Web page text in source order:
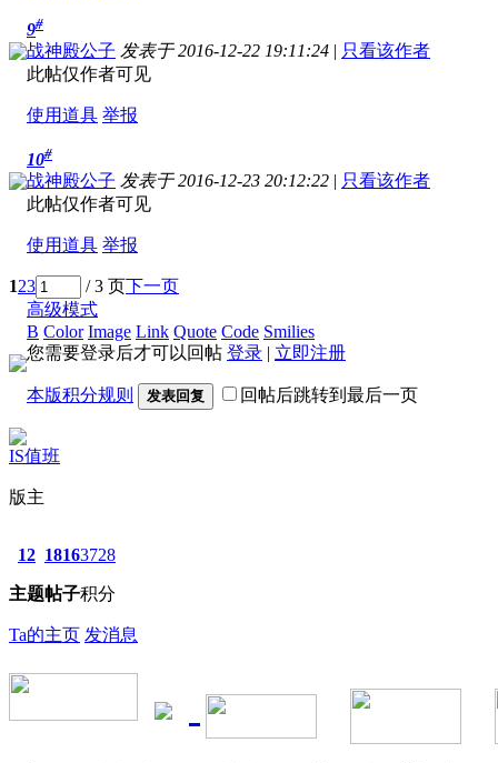
9#
战神殿公子 发表于 2016-12-22 19:11:24 | 只看该作者
此帖仅作者可见
使用道具 举报
10#
战神殿公子 发表于 2016-12-23 20:12:22 | 只看该作者
此帖仅作者可见
使用道具 举报
123 / 3 页下一页
高级模式
B Color Image Link Quote Code Smilies
您需要登录后才可以回帖 登录 | 立即注册
本版积分规则 发表回复 回帖后跳转到最后一页
IS值班
版主
12
主题
1816
帖子
3728
积分
Ta的主页 发消息